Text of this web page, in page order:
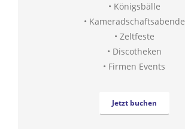
• Königsbälle
• Kameradschaftsabende
• Zeltfeste
• Discotheken
• Firmen Events
Jetzt buchen